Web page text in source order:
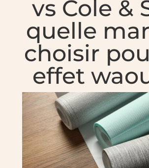
vs Cole &
quelle
choisir
effet